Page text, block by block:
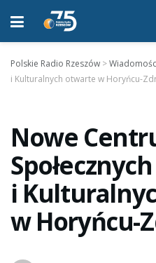
Polskie Radio Rzeszów >
i Kulturalnych otwarte w Horyńcu-
Nowe
Społecznych
i
w Horyńcu-